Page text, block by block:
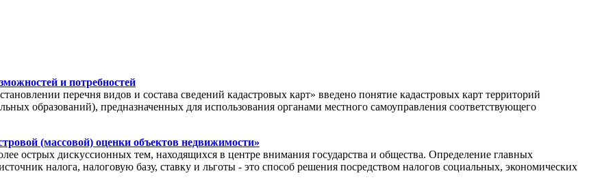
и потребностей
перечня видов и состава сведений кадастровых карт» введено понятие кадастровых карт территорий
образований), предназначенных для использования органами местного самоуправления соответствующего
(массовой) оценки объектов недвижимости»
острых дискуссионных тем, находящихся в центре внимания государства и общества. Определение главных
налога, налоговую базу, ставку и льготы - это способ решения посредством налогов социальных, экономических